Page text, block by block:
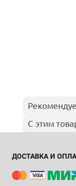
С этим
ДОСТАВКА И